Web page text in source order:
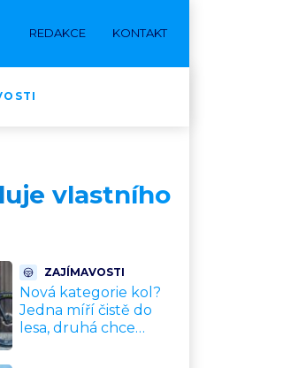
REDAKCE KONTAKT
vlastního
ZAJÍMAVOSTI
Nová kategorie kol?
Jedna míří čistě do
lesa, druhá chce